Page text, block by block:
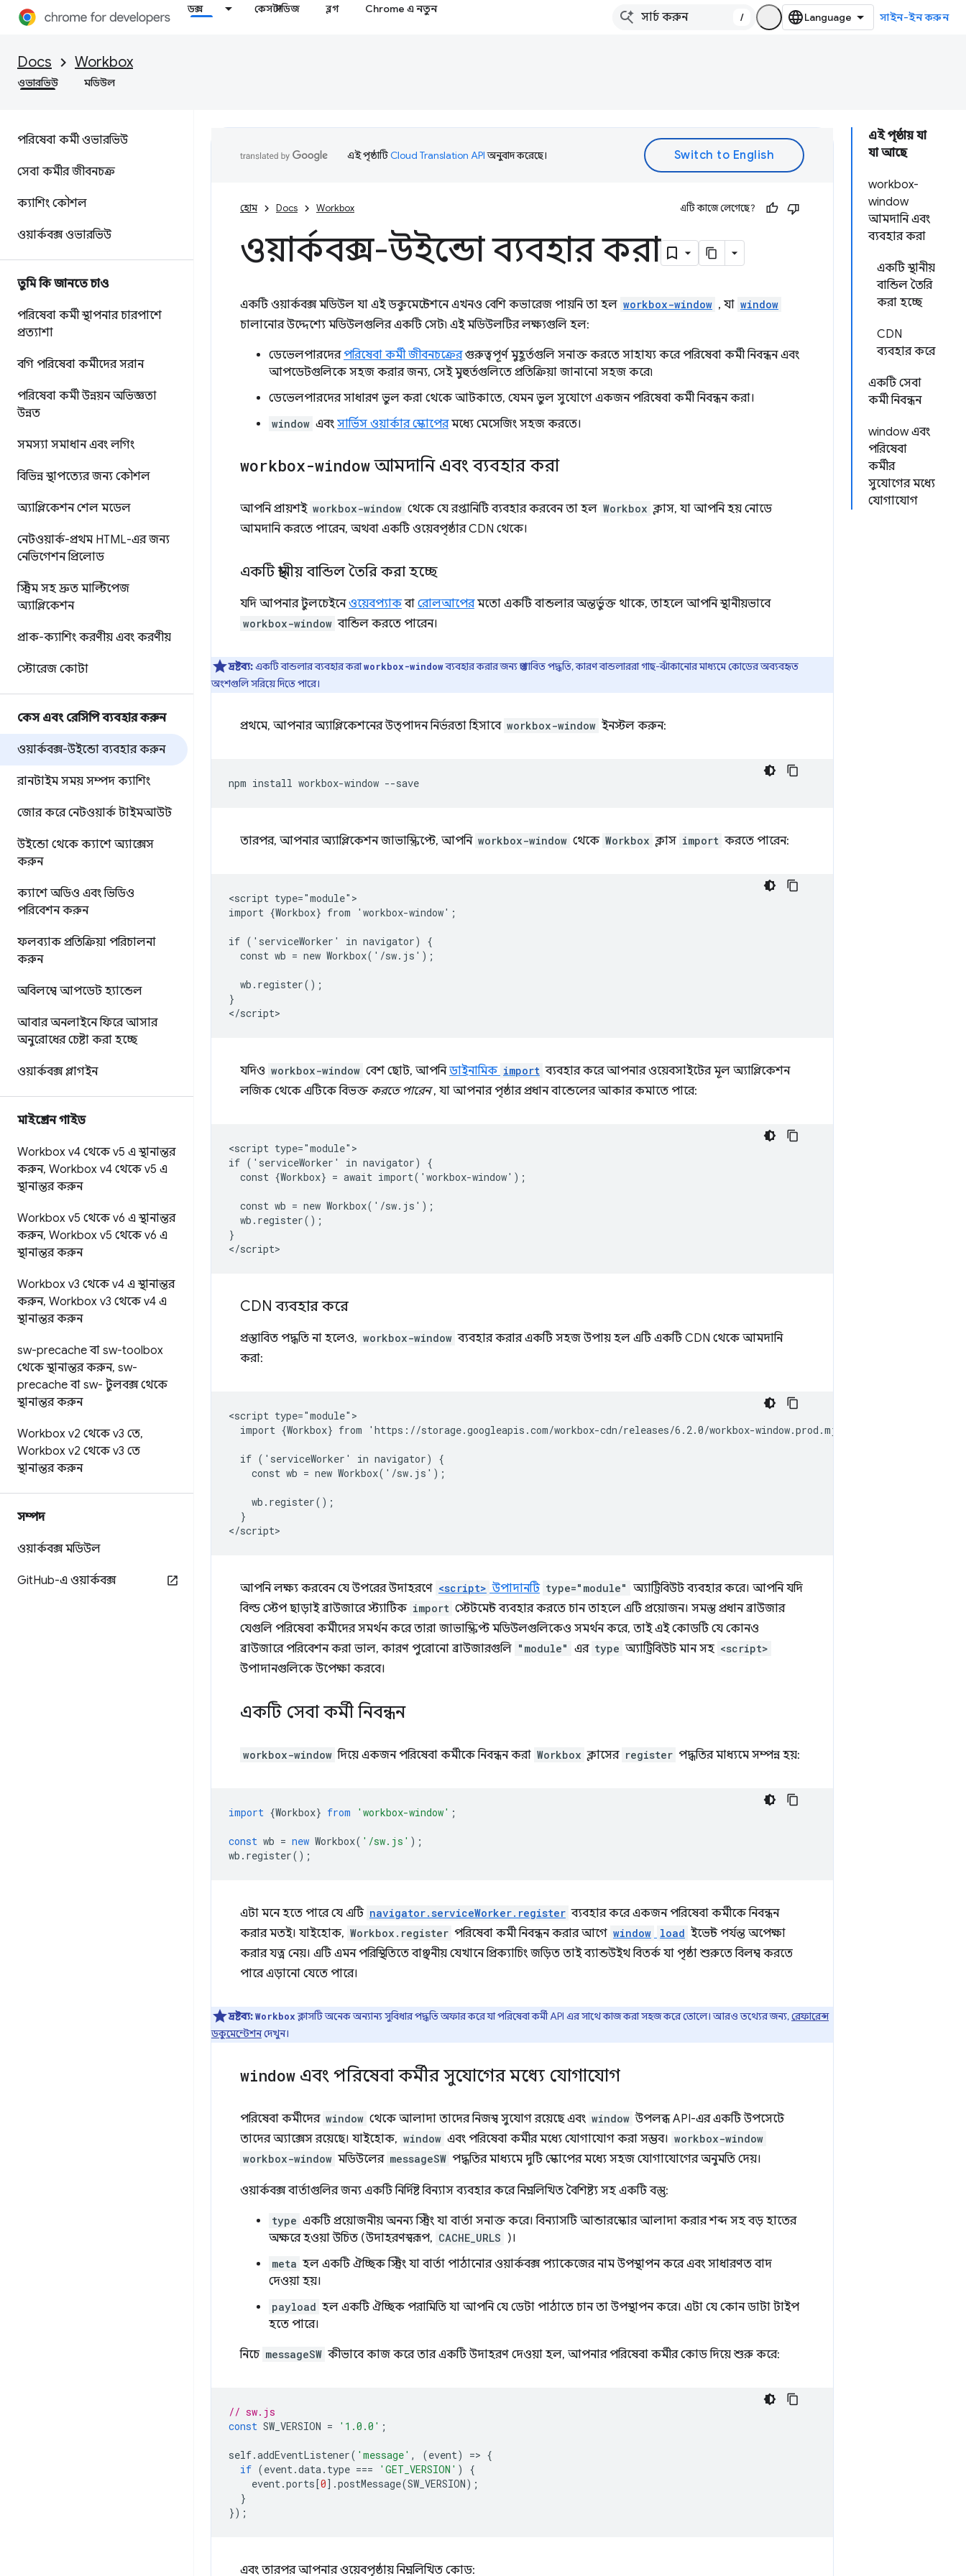
ডক্স কেস স্টাডিজ ব্লগ Chrome এ নতুন
/ সাইন-ইন করুন
Docs Workbox
ওভারভিউ মডিউল
পরিষেবা কর্মী ওভারভিউ
সেবা কর্মীর জীবনচক্র
ক্যাশিং কৌশল
ওয়ার্কবক্স ওভারভিউ
তুমি কি জানতে চাও
পরিষেবা কর্মী স্থাপনার চারপাশে
প্রত্যাশা
বগি পরিষেবা কর্মীদের সরান
পরিষেবা কর্মী উন্নয়ন অভিজ্ঞতা
উন্নত
সমস্যা সমাধান এবং লগিং
বিভিন্ন স্থাপত্যের জন্য কৌশল
অ্যাপ্লিকেশন শেল মডেল
নেটওয়ার্ক-প্রথম HTML-এর জন্য
নেভিগেশন প্রিলোড
স্ট্রিম সহ দ্রুত মাল্টিপেজ
অ্যাপ্লিকেশন
প্রাক-ক্যাশিং করণীয় এবং করণীয়
স্টোরেজ কোটা
কেস এবং রেসিপি ব্যবহার করুন
ওয়ার্কবক্স-উইন্ডো ব্যবহার করুন
রানটাইম সময় সম্পদ ক্যাশিং
জোর করে নেটওয়ার্ক টাইমআউট
উইন্ডো থেকে ক্যাশে অ্যাক্সেস
করুন
ক্যাশে অডিও এবং ভিডিও
পরিবেশন করুন
ফলব্যাক প্রতিক্রিয়া পরিচালনা
করুন
অবিলম্বে আপডেট হ্যান্ডেল
আবার অনলাইনে ফিরে আসার
অনুরোধের চেষ্টা করা হচ্ছে
ওয়ার্কবক্স প্লাগইন
মাইগ্রেশন গাইড
Workbox v4 থেকে v5 এ স্থানান্তর
করুন, Workbox v4 থেকে v5 এ
স্থানান্তর করুন
Workbox v5 থেকে v6 এ স্থানান্তর
করুন, Workbox v5 থেকে v6 এ
স্থানান্তর করুন
Workbox v3 থেকে v4 এ স্থানান্তর
করুন, Workbox v3 থেকে v4 এ
স্থানান্তর করুন
sw-precache বা sw-toolbox
থেকে স্থানান্তর করুন, sw-
precache বা sw- টুলবক্স থেকে
স্থানান্তর করুন
Workbox v2 থেকে v3 তে,
Workbox v2 থেকে v3 তে
স্থানান্তর করুন
সম্পদ
ওয়ার্কবক্স মডিউল
GitHub-এ ওয়ার্কবক্স
এই পৃষ্ঠায় যা
যা আছে
workbox-
window
আমদানি এবং
ব্যবহার করা
একটি স্থানীয়
বান্ডিল তৈরি
করা হচ্ছে
CDN
ব্যবহার করে
একটি সেবা
কর্মী নিবন্ধন
window এবং
পরিষেবা
কর্মীর
সুযোগের মধ্যে
যোগাযোগ
এই পৃষ্ঠাটিCloud Translation APIঅনুবাদ করেছে।
হোম Docs Workbox এটি কাজে লেগেছে?
ওয়ার্কবক্স-উইন্ডো ব্যবহার করা
একটি ওয়ার্কবক্স মডিউল যা এই ডকুমেন্টেশনে এখনও বেশি কভারেজ পায়নি তা হল workbox-window , যা window
চালানোর উদ্দেশ্যে মডিউলগুলির একটি সেট৷ এই মডিউলটির লক্ষ্যগুলি হল:
ডেভেলপারদেরপরিষেবা কর্মী জীবনচক্রেরগুরুত্বপূর্ণ মুহূর্তগুলি সনাক্ত করতে সাহায্য করে পরিষেবা কর্মী নিবন্ধন এবং
আপডেটগুলিকে সহজ করার জন্য, সেই মুহুর্তগুলিতে প্রতিক্রিয়া জানানো সহজ করে৷
ডেভেলপারদের সাধারণ ভুল করা থেকে আটকাতে, যেমন ভুল সুযোগে একজন পরিষেবা কর্মী নিবন্ধন করা।
window এবং সার্ভিস ওয়ার্কার স্কোপেরমধ্যে মেসেজিং সহজ করতে।
workbox-windowআমদানি এবং ব্যবহার করা
আপনি প্রায়শই workbox-window থেকে যে রপ্তানিটি ব্যবহার করবেন তা হল Workbox ক্লাস, যা আপনি হয় নোডে
আমদানি করতে পারেন, অথবা একটি ওয়েবপৃষ্ঠার CDN থেকে।
একটি স্থানীয় বান্ডিল তৈরি করা হচ্ছে
যদি আপনার টুলচেইনেওয়েবপ্যাকবা রোলআপেরমতো একটি বান্ডলার অন্তর্ভুক্ত থাকে, তাহলে আপনি স্থানীয়ভাবে
workbox-window বান্ডিল করতে পারেন।
দ্রষ্টব্য:একটি বান্ডলার ব্যবহার করাworkbox-windowব্যবহার করার জন্য প্রস্তাবিত পদ্ধতি, কারণ বান্ডলাররা গাছ-ঝাঁকানোর মাধ্যমে কোডের অব্যবহৃত
অংশগুলি সরিয়ে দিতে পারে।
প্রথমে, আপনার অ্যাপ্লিকেশনের উত্পাদন নির্ভরতা হিসাবে workbox-window ইনস্টল করুন:
npm install workbox-window
তারপর, আপনার অ্যাপ্লিকেশন জাভাস্ক্রিপ্টে, আপনি workbox-window থেকে Workbox ক্লাস import করতে পারেন:
<script type="module">
import {Workbox} from 'workbox-window';
if ('serviceWorker' in navigator) {
  const wb = new Workbox('/sw.js');
  wb.register();
}
যদিও workbox-window বেশ ছোট, আপনিডাইনামিক import ব্যবহার করে আপনার ওয়েবসাইটের মূল অ্যাপ্লিকেশন
লজিক থেকে এটিকে বিভক্ত করতে পারেন, যা আপনার পৃষ্ঠার প্রধান বান্ডেলের আকার কমাতে পারে:
<script type="module">
if ('serviceWorker' in navigator) {
  const {Workbox} = await import('workbox-window');
  const wb = new Workbox('/sw.js');
  wb.register();
}
CDN ব্যবহার করে
প্রস্তাবিত পদ্ধতি না হলেও, workbox-window ব্যবহার করার একটি সহজ উপায় হল এটি একটি CDN থেকে আমদানি
করা:
<script type="module">
  import {Workbox} from 'https://storage.googleapis.com/workbox-cdn/releases/6.2.0/workbox-window.prod.mjs';
  if ('serviceWorker' in navigator) {
    const wb = new Workbox('/sw.js');
    wb.register();
  }
আপনি লক্ষ্য করবেন যে উপরের উদাহরণে <script> উপাদানটি type="module" অ্যাট্রিবিউট ব্যবহার করে। আপনি যদি
বিল্ড স্টেপ ছাড়াই ব্রাউজারে স্ট্যাটিক import স্টেটমেন্ট ব্যবহার করতে চান তাহলে এটি প্রয়োজন। সমস্ত প্রধান ব্রাউজার
যেগুলি পরিষেবা কর্মীদের সমর্থন করে তারা জাভাস্ক্রিপ্ট মডিউলগুলিকেও সমর্থন করে, তাই এই কোডটি যে কোনও
ব্রাউজারে পরিবেশন করা ভাল, কারণ পুরোনো ব্রাউজারগুলি "module" এর type অ্যাট্রিবিউট মান সহ <script>
উপাদানগুলিকে উপেক্ষা করবে।
একটি সেবা কর্মী নিবন্ধন
workbox-window দিয়ে একজন পরিষেবা কর্মীকে নিবন্ধন করা Workbox ক্লাসের register পদ্ধতির মাধ্যমে সম্পন্ন হয়:
import {Workbox} from 'workbox-window' ;
const wb = new Workbox( '/sw.js' );
wb . register();
এটা মনে হতে পারে যে এটি navigator.serviceWorker.register ব্যবহার করে একজন পরিষেবা কর্মীকে নিবন্ধন
করার মতই। যাইহোক, Workbox.register পরিষেবা কর্মী নিবন্ধন করার আগে window load ইভেন্ট পর্যন্ত অপেক্ষা
করার যত্ন নেয়। এটি এমন পরিস্থিতিতে বাঞ্ছনীয় যেখানে প্রিক্যাচিং জড়িত তাই ব্যান্ডউইথ বিতর্ক যা পৃষ্ঠা শুরুতে বিলম্ব করতে
পারে এড়ানো যেতে পারে।
দ্রষ্টব্য:Workboxক্লাসটি অনেক অন্যান্য সুবিধার পদ্ধতি অফার করে যা পরিষেবা কর্মী API এর সাথে কাজ করা সহজ করে তোলে। আরও তথ্যের জন্য,রেফারেন্স
ডকুমেন্টেশনদেখুন।
window এবং পরিষেবা কর্মীর সুযোগের মধ্যে যোগাযোগ
পরিষেবা কর্মীদের window থেকে আলাদা তাদের নিজস্ব সুযোগ রয়েছে এবং window উপলব্ধ API-এর একটি উপসেটে
তাদের অ্যাক্সেস রয়েছে। যাইহোক, window এবং পরিষেবা কর্মীর মধ্যে যোগাযোগ করা সম্ভব। workbox-window
workbox-window মডিউলের messageSW পদ্ধতির মাধ্যমে দুটি স্কোপের মধ্যে সহজ যোগাযোগের অনুমতি দেয়।
ওয়ার্কবক্স বার্তাগুলির জন্য একটি নির্দিষ্ট বিন্যাস ব্যবহার করে নিম্নলিখিত বৈশিষ্ট্য সহ একটি বস্তু:
type একটি প্রয়োজনীয় অনন্য স্ট্রিং যা বার্তা সনাক্ত করে। বিন্যাসটি আন্ডারস্কোর আলাদা করার শব্দ সহ বড় হাতের
অক্ষরে হওয়া উচিত (উদাহরণস্বরূপ, CACHE_URLS )।
meta হল একটি ঐচ্ছিক স্ট্রিং যা বার্তা পাঠানোর ওয়ার্কবক্স প্যাকেজের নাম উপস্থাপন করে এবং সাধারণত বাদ
দেওয়া হয়।
payload হল একটি ঐচ্ছিক পরামিতি যা আপনি যে ডেটা পাঠাতে চান তা উপস্থাপন করে। এটা যে কোন ডাটা টাইপ
হতে পারে।
নিচে messageSW কীভাবে কাজ করে তার একটি উদাহরণ দেওয়া হল, আপনার পরিষেবা কর্মীর কোড দিয়ে শুরু করে:
// sw.js
const SW_VERSION = '1.0.0' ;
self.addEventListener( 'message' , (event) => {
if (event.data. type === 'GET_VERSION' )
{
event.ports[0].postMessage(SW_VERSION);
}
});
এবং তারপর আপনার ওয়েবপৃষ্ঠায় নিম্নলিখিত কোড: